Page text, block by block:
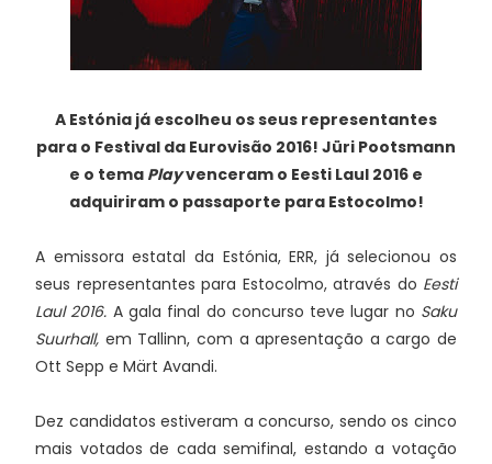
A Estónia já escolheu os seus representantes
para o Festival da Eurovisão 2016! Jüri Pootsmann
e o tema Playvenceram o Eesti Laul 2016 e
adquiriram o passaporte para Estocolmo!
A emissora estatal da Estónia, ERR, já selecionou os
seus representantes para Estocolmo, através do Eesti
Laul 2016. A gala final do concurso teve lugar no Saku
Suurhall, em Tallinn, com a apresentação a cargo de
Ott Sepp e Märt Avandi.
Dez candidatos estiveram a concurso, sendo os cinco
mais votados de cada semifinal, estando a votação